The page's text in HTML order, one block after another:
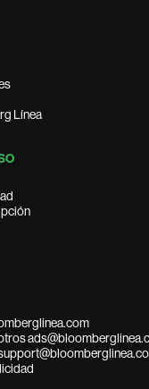
Línea